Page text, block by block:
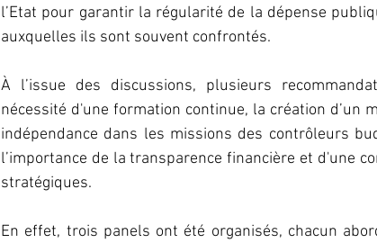
l’Etat pour garantir la régularité de la dépense
auxquelles ils sont souvent confrontés.
À l’issue des discussions, plusieurs
nécessité d'une formation continue, la création d’un
indépendance dans les missions des contrôleurs
l’importance de la transparence financière et d'une
stratégiques.
En effet, trois panels ont été organisés, chacun